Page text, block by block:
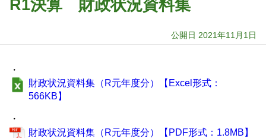
R1決算 財政状況資料集
公開日 2021年11月1日
・
財政状況資料集（R元年度分）【Excel形式：
566KB】
・
財政状況資料集（R元年度分）【PDF形式：1.8MB】